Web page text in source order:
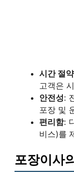
시간 절약
고객은
안전성:
포장 및
편리함:
비스)를
포장이사